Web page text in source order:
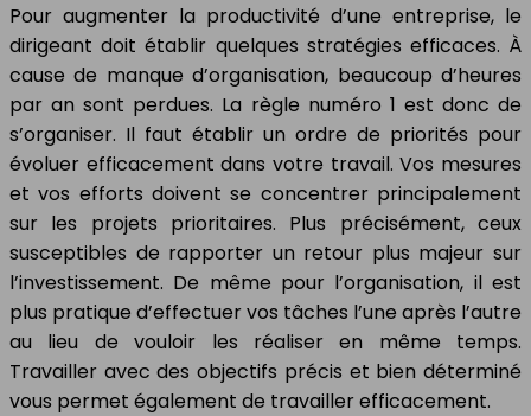
Pour augmenter la productivité d’une entreprise, le
dirigeant doit établir quelques stratégies efficaces. À
cause de manque d’organisation, beaucoup d’heures
par an sont perdues. La règle numéro 1 est donc de
s’organiser. Il faut établir un ordre de priorités pour
évoluer efficacement dans votre travail. Vos mesures
et vos efforts doivent se concentrer principalement
sur les projets prioritaires. Plus précisément, ceux
susceptibles de rapporter un retour plus majeur sur
l’investissement. De même pour l’organisation, il est
plus pratique d’effectuer vos tâches l’une après l’autre
au lieu de vouloir les réaliser en même temps.
Travailler avec des objectifs précis et bien déterminé
vous permet également de travailler efficacement.